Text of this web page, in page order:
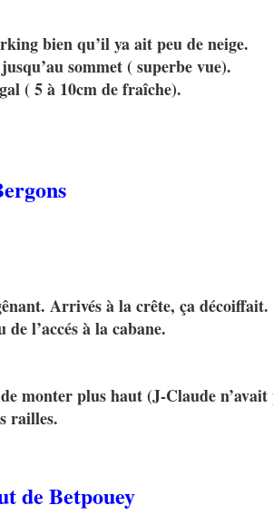
bien qu’il ya ait peu de neige.
sommet ( superbe vue).
( 5 à 10cm de fraîche).
Arrivés à la crête, ça décoiffait.
l’accés à la cabane.
monter plus haut (J-Claude
railles.
de Betpouey